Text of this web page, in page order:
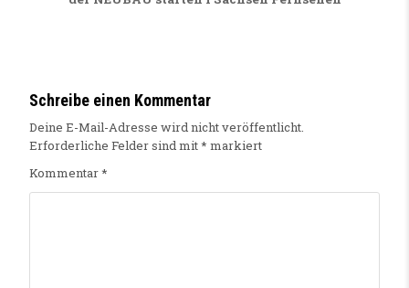
Schreibe einen Kommentar
Deine E-Mail-Adresse wird nicht veröffentlicht.
Erforderliche Felder sind mit* markiert
Kommentar*